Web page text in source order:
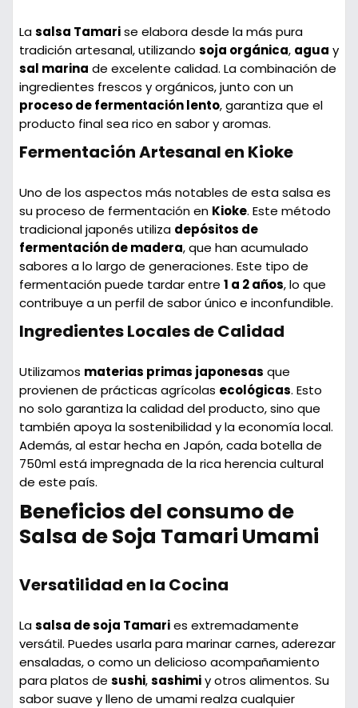
Lasalsa Tamarise elabora desde la más pura
tradición artesanal, utilizando soja orgánica, agua y
sal marina de excelente calidad. La combinación de
ingredientes frescos y orgánicos, junto con un
proceso de fermentación lento, garantiza que el
producto final sea rico en sabor y aromas.
Fermentación Artesanal en Kioke
Uno de los aspectos más notables de esta salsa es
su proceso de fermentación en Kioke. Este método
tradicional japonés utiliza depósitos de
fermentación de madera, que han acumulado
sabores a lo largo de generaciones. Este tipo de
fermentación puede tardar entre 1 a 2 años, lo que
contribuye a un perfil de sabor único e inconfundible.
Ingredientes Locales de Calidad
Utilizamos materias primas japonesas que
provienen de prácticas agrícolas ecológicas. Esto
no solo garantiza la calidad del producto, sino que
también apoya la sostenibilidad y la economía local.
Además, al estar hecha en Japón, cada botella de
750ml está impregnada de la rica herencia cultural
de este país.
Beneficios del consumo de
Salsa de Soja Tamari Umami
Versatilidad en la Cocina
Lasalsa de soja Tamaries extremadamente
versátil. Puedes usarla para marinar carnes, aderezar
ensaladas, o como un delicioso acompañamiento
para platos de sushi,sashimiy otros alimentos. Su
sabor suave y lleno de umami realza cualquier